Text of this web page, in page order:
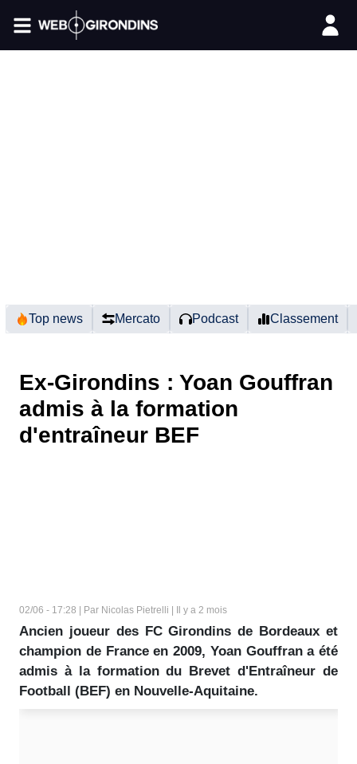
Top news Mercato Podcast Classement
Ex-Girondins : Yoan Gouffran
admis à la formation
d'entraîneur BEF
02/06 - 17:28 | Par Nicolas Pietrelli | Il y a 2 mois
Ancien joueur des FC Girondins de Bordeaux et
champion de France en 2009, Yoan Gouffran a été
admis à la formation du Brevet d'Entraîneur de
Football (BEF) en Nouvelle-Aquitaine.